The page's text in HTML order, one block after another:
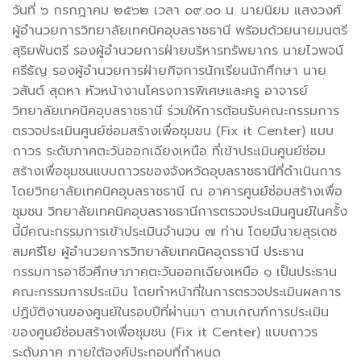
วันที่ ๖ กรกฎาคม ๒๕๖๒ เวลา ๐๙.๐๐ น. นายนิยม แสงวงศ์
ผู้อำนวยการวิทยาลัยเทคนิคอุบลราชธานี พร้อมด้วยนายมนตรี
สุริยพันตรี รองผู้อำนวยการฝ่ายบริหารทรัพยากร นายไวพจน์
ศรีธัญ รองผู้อำนวยการฝ่ายกิจการนักเรียนนักศึกษา นาย
วสันต์ สุดหา หัวหน้างานโครงการพิเศษและครู อาจารย์
วิทยาลัยเทคนิคอุบลราชธานี ร่วมให้การต้อนรับคณะกรรมการ
ตรวจประเมินศูนย์ซ่อมสร้างเพื่อชุมขน (Fix it Center) แบบ
ถาวร ระดับภาคตะวันออกเฉียงเหนือ ที่เข้าประเมินศูนย์ซ่อม
สร้างเพื่อชุมชนแบบถาวรของจังหวัดอุบลราชธานีที่ดำเนินการ
โดยวิทยาลัยเทคนิคอุบลราชธานี ณ อาคารศูนย์ซ่อมสร้างเพื่อ
ชุมชน วิทยาลัยเทคนิคอุบลราชธานีการตรวจประเมินศูนย์ในครั้ง
นี้มีคณะกรรมการเข้าประเมินจำนวน ๗ ท่าน โดยมีนายสุรเดช
สมศรีโย ผู้อำนวยการวิทยาลัยเทคนิคอุดรธานี ประธาน
กรรมการอาชีวศึกษาภาคตะวันออกเฉียงเหนือ ๑ เป็นประธาน
คณะกรรมการประเมิน โดยทำหน้าที่ในการตรวจประเมินผลการ
ปฏิบัติงานของศูนย์ในรอบปีที่ผ่านมา ตามเกณฑ์การประเมิน
ของศูนย์ซ่อมสร้างเพื่อชุมชน (Fix it Center) แบบถาวร
ระดับภาค ภายใต้องค์ประกอบที่กำหนด